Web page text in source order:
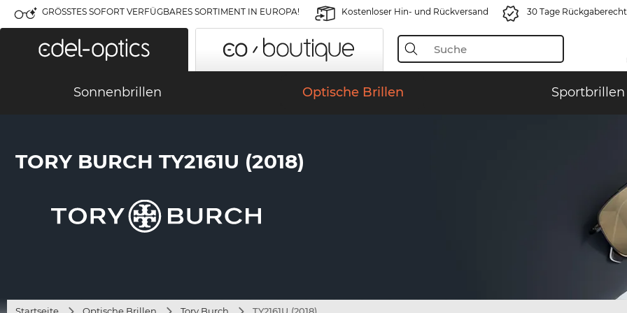
GRÖSSTES SOFORT VERFÜGBARES SORTIMENT IN EUROPA! Kostenloser Hin- und Rückversand 30 Tage Rückgaberecht
Sonnenbrillen Optische Brillen Sportbrillen
TORY BURCH TY2161U (2018)